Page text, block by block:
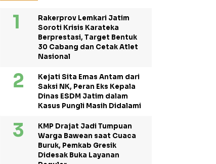
Rakerprov Lemkari Jatim
Soroti Krisis Karateka
Berprestasi, Target Bentuk
30 Cabang dan Cetak Atlet
Nasional
Kejati Sita Emas Antam dari
Saksi NK, Peran Eks Kepala
Dinas ESDM Jatim dalam
Kasus Pungli Masih Didalami
KMP Drajat Jadi Tumpuan
Warga Bawean saat Cuaca
Buruk, Pemkab Gresik
Didesak Buka Layanan